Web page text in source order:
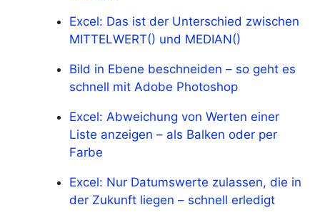
Excel: Das ist der Unterschied zwischen
MITTELWERT() und MEDIAN()
Bild in Ebene beschneiden – so geht es
schnell mit Adobe Photoshop
Excel: Abweichung von Werten einer
Liste anzeigen – als Balken oder per
Farbe
Excel: Nur Datumswerte zulassen, die in
der Zukunft liegen – schnell erledigt